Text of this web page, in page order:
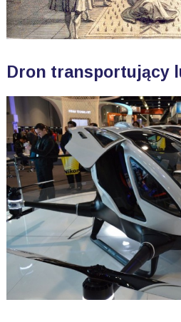
Dron transportujący